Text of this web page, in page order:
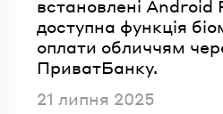
встановлені Android
доступна функція
оплати обличчям
ПриватБанку.
Опубліковано
21 липня 2025